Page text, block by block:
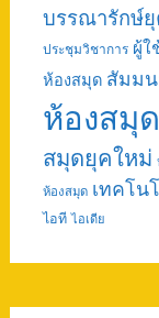
บรรณารักษ์
ประชุมวิชาการ ผู้ใ
ห้องสมุด สัมม
ห้องสมุด
สมุดยุคใหม่
ห้องสมุด เทคโน
ไอที ไอเดีย